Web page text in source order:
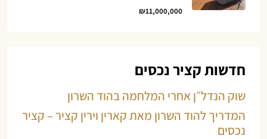
₪11,000,000
חדשות קציר נכסים
שוק הנדל״ן אחרי המלחמה בהוד השרון
המדריך להוד השרון מאת קארין וירין קציר – קציר
נכסים